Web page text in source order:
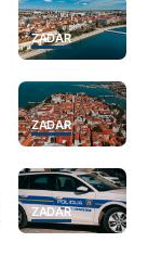
ZADAR
ZADAR
ZADAR